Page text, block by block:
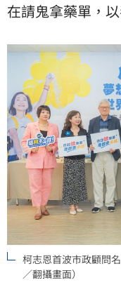
在請鬼拿藥單，
柯志恩首波市政顧問
／翻攝畫面）